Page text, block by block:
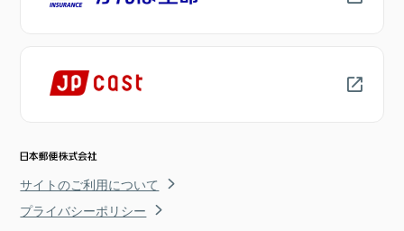
サイトのご利用について
プライバシーポリシー